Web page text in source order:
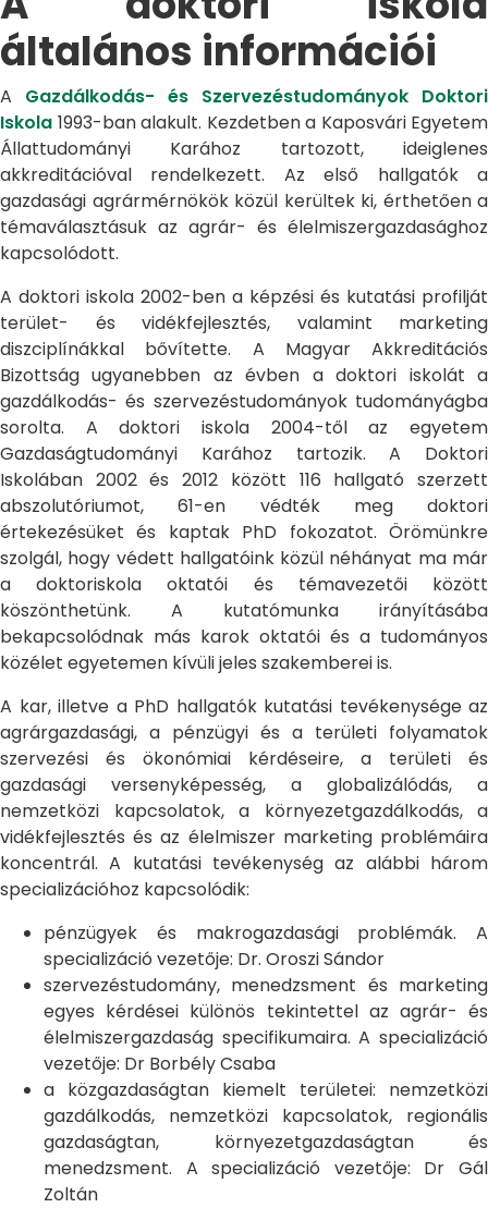
általános információi
A Gazdálkodás- és Szervezéstudományok Doktori
Iskola 1993-ban alakult. Kezdetben a Kaposvári Egyetem
Állattudományi Karához tartozott, ideiglenes
akkreditációval rendelkezett. Az első hallgatók a
gazdasági agrármérnökök közül kerültek ki, érthetően a
témaválasztásuk az agrár- és élelmiszergazdasághoz
kapcsolódott.
A doktori iskola 2002-ben a képzési és kutatási profilját
terület- és vidékfejlesztés, valamint marketing
diszciplínákkal bővítette. A Magyar Akkreditációs
Bizottság ugyanebben az évben a doktori iskolát a
gazdálkodás- és szervezéstudományok tudományágba
sorolta. A doktori iskola 2004-től az egyetem
Gazdaságtudományi Karához tartozik. A Doktori
Iskolában 2002 és 2012 között 116 hallgató szerzett
abszolutóriumot, 61-en védték meg doktori
értekezésüket és kaptak PhD fokozatot. Örömünkre
szolgál, hogy védett hallgatóink közül néhányat ma már
a doktoriskola oktatói és témavezetői között
köszönthetünk. A kutatómunka irányításába
bekapcsolódnak más karok oktatói és a tudományos
közélet egyetemen kívüli jeles szakemberei is.
A kar, illetve a PhD hallgatók kutatási tevékenysége az
agrárgazdasági, a pénzügyi és a területi folyamatok
szervezési és ökonómiai kérdéseire, a területi és
gazdasági versenyképesség, a globalizálódás, a
nemzetközi kapcsolatok, a környezetgazdálkodás, a
vidékfejlesztés és az élelmiszer marketing problémáira
koncentrál. A kutatási tevékenység az alábbi három
specializációhoz kapcsolódik:
pénzügyek és makrogazdasági problémák. A
specializáció vezetője: Dr. Oroszi Sándor
szervezéstudomány, menedzsment és marketing
egyes kérdései különös tekintettel az agrár- és
élelmiszergazdaság specifikumaira. A specializáció
vezetője: Dr Borbély Csaba
a közgazdaságtan kiemelt területei: nemzetközi
gazdálkodás, nemzetközi kapcsolatok, regionális
gazdaságtan, környezetgazdaságtan és
menedzsment. A specializáció vezetője: Dr Gál
Zoltán